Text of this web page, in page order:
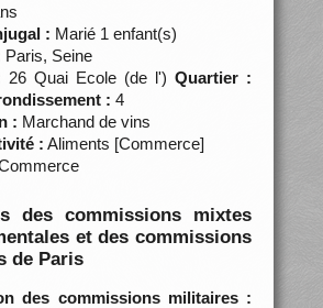
: Marié 1 enfant(s)
Paris, Seine
26 Quai Ecole (de l')Quartier :
: 4
: Marchand de vins
: Aliments [Commerce]
des commissions mixtes
et des commissions
de Paris
des commissions militaires :